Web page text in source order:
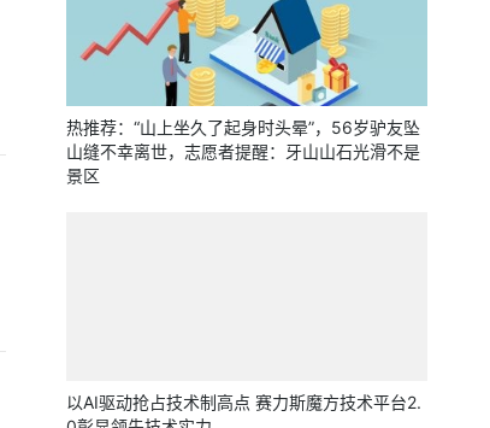
热推荐：“山上坐久了起身时头晕”，56岁驴友坠
山缝不幸离世，志愿者提醒：牙山山石光滑不是
景区
以AI驱动抢占技术制高点 赛力斯魔方技术平台2.